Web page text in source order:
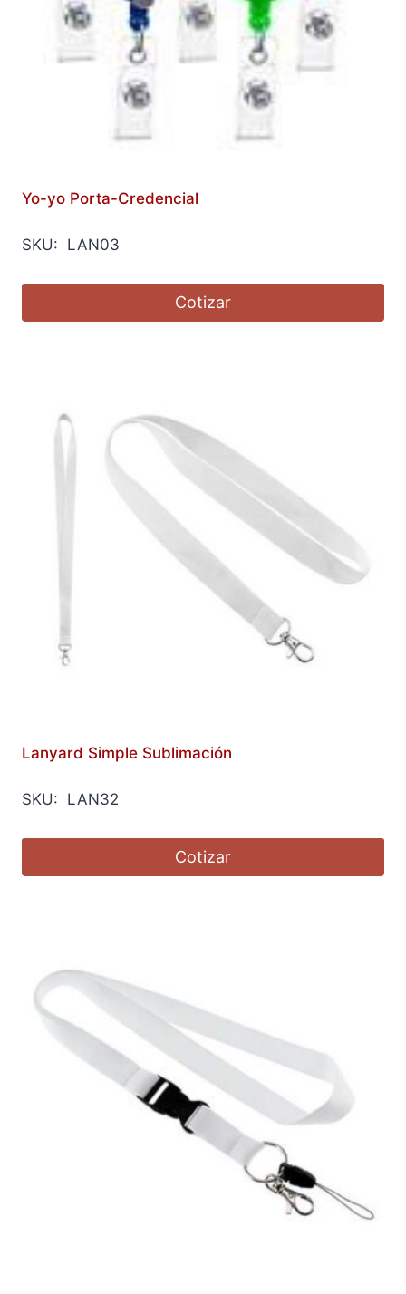
Yo-yo Porta-Credencial
SKU: LAN03
Cotizar
Lanyard Simple Sublimación
SKU: LAN32
Cotizar